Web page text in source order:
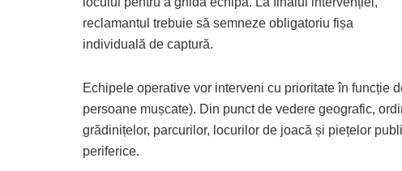
reclamantul trebuie să semneze obligatoriu fișa
individuală de captură.
Echipele operative vor interveni cu prioritate în funcție
persoane mușcate). Din punct de vedere geografic,
grădinițelor, parcurilor, locurilor de joacă și piețelor
periferice.